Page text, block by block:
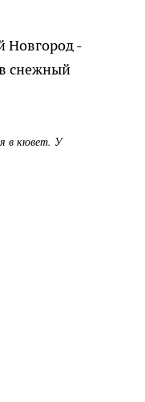
Новгород -
снежный
в кювет. У